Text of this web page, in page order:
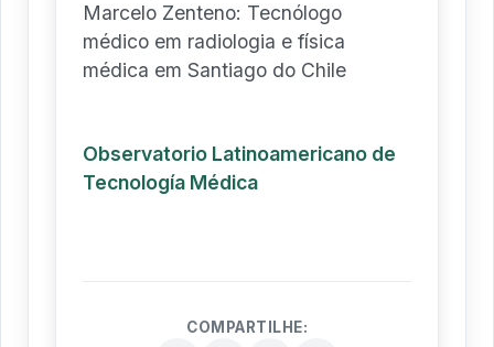
Marcelo Zenteno: Tecnólogo
médico em radiologia e física
médica em Santiago do Chile
Observatorio Latinoamericano de
Tecnología Médica
COMPARTILHE: